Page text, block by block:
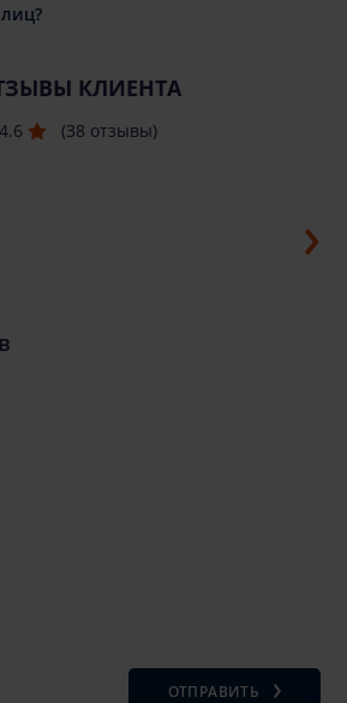
КЛИЕНТА
4.6 (38 отзывы)
ОТПРАВИТЬ